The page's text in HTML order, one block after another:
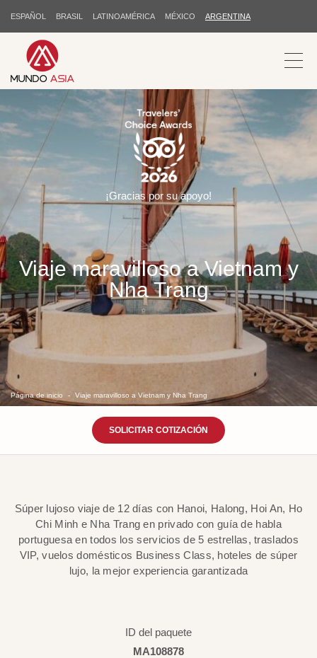
ESPAÑOL BRASIL LATINOAMÉRICA MÉXICO ARGENTINA
Viaje maravilloso a Vietnam y
Nha Trang
Página de inicio Viaje maravilloso a Vietnam y Nha Trang
¡Gracias por su apoyo!
SOLICITAR COTIZACIÓN
Súper lujoso viaje de 12 días con Hanoi, Halong, Hoi An, Ho
Chi Minh e Nha Trang en privado con guía de habla
portuguesa en todos los servicios de 5 estrellas, traslados
VIP, vuelos domésticos Business Class, hoteles de súper
lujo, la mejor experiencia garantizada
ID del paquete
MA108878